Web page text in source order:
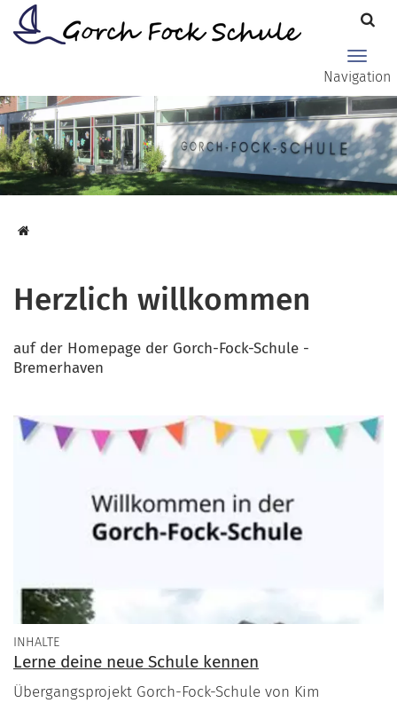
Zum Hauptinhalt springen
Navigation
Herzlich willkommen
auf der Homepage der Gorch-Fock-Schule -
Bremerhaven
INHALTE
Lerne deine neue Schule kennen
Übergangsprojekt Gorch-Fock-Schule von Kim